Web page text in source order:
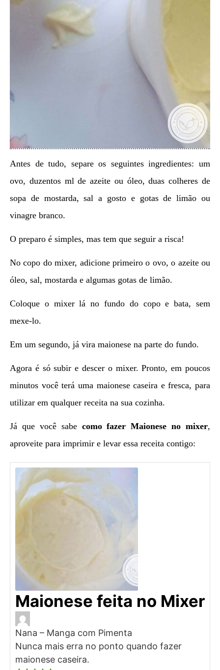
Antes de tudo, separe os seguintes ingredientes: um
ovo, duzentos ml de azeite ou óleo, duas colheres de
sopa de mostarda, sal a gosto e gotas de limão ou
vinagre branco.
O preparo é simples, mas tem que seguir a risca!
No copo do mixer, adicione primeiro o ovo, o azeite ou
óleo, sal, mostarda e algumas gotas de limão.
Coloque o mixer lá no fundo do copo e bata, sem
mexe-lo.
Em um segundo, já vira maionese na parte do fundo.
Agora é só subir e descer o mixer. Pronto, em poucos
minutos você terá uma maionese caseira e fresca, para
utilizar em qualquer receita na sua cozinha.
Já que você sabe como fazer Maionese no mixer,
aproveite para imprimir e levar essa receita contigo:
Maionese feita no Mixer
Nana – Manga com Pimenta
Nunca mais erra no ponto quando fazer
maionese caseira.